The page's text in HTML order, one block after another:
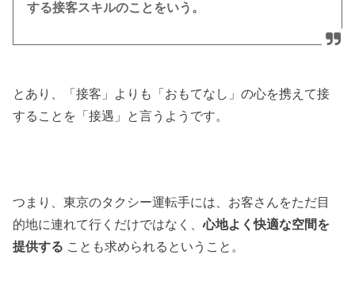
する接客スキルのことをいう。
とあり、「接客」よりも「おもてなし」の心を携えて接
することを「接遇」と言うようです。
つまり、東京のタクシー運転手には、お客さんをただ目
的地に連れて行くだけではなく、心地よく快適な空間を
提供する ことも求められるということ。